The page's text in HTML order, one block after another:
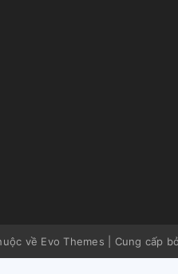
về Evo Themes Cung cấp